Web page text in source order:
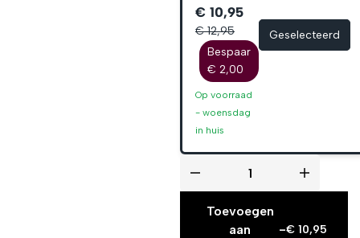
€ 10,95
€ 12,95
Bespaar
€ 2,00
Op voorraad
- woensdag
in huis
Geselecteerd
Toevoegen
aan
-€ 10,95